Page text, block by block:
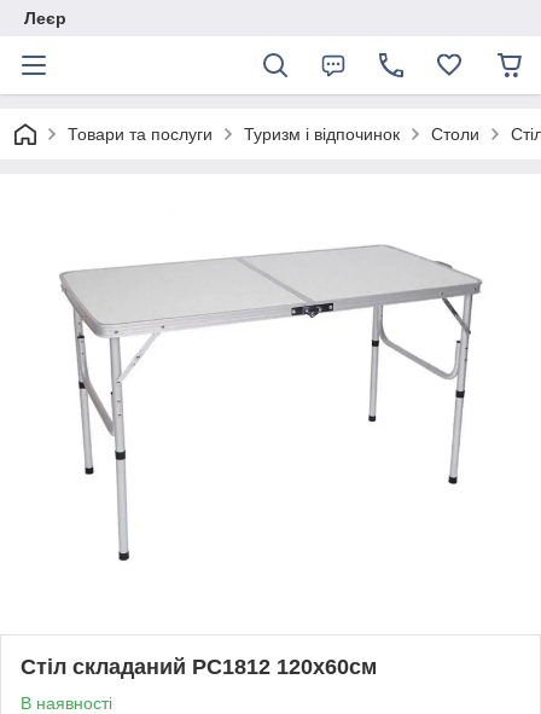
Леєр
Товари та послуги Туризм і відпочинок Столи
Стіл складаний PC1812 120х60см
В наявності